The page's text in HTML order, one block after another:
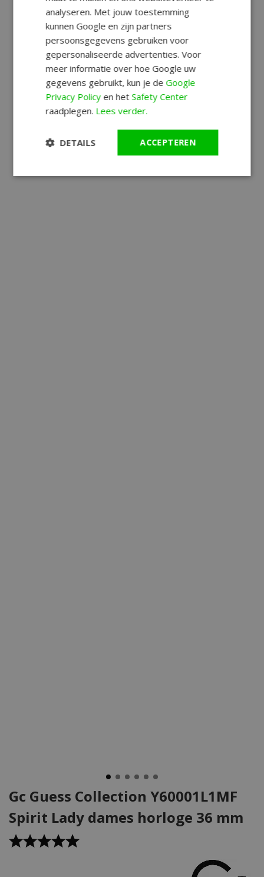
Gc Guess Collection Y60001L1MF
Spirit Lady dames horloge 36 mm
analyseren. Met jouw toestemming
kunnen Google en zijn partners
persoonsgegevens gebruiken voor
gepersonaliseerde advertenties. Voor
meer informatie over hoe Google uw
gegevens gebruikt, kun je deGoogle
Privacy Policyen hetSafety Center
raadplegen. Lees verder.
ACCEPTEREN
DETAILS